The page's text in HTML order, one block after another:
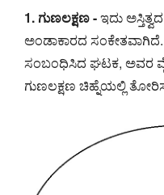
1. ಗುಣಲಕ್ಷಣ -ಇದು
ಅಂಡಾಕಾರದ
ಸಂಬಂಧಿಸಿದ ಘಟಕ, ಅವರ
ಗುಣಲಕ್ಷಣ ಚಿಹ್ನೆಯಲ್ಲಿ